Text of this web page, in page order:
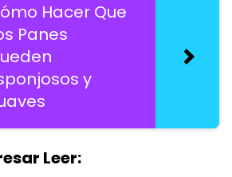
Hacer Que
Panes
y
Leer: